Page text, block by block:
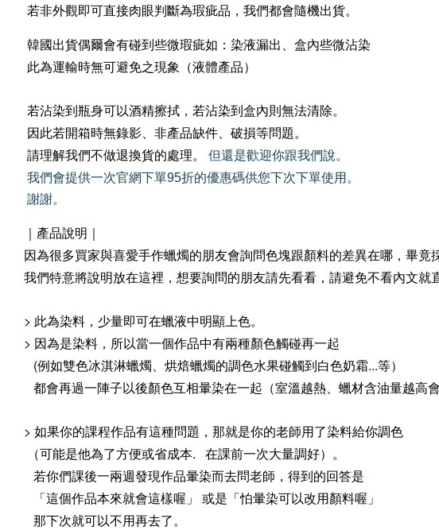
若非外觀即可直接肉眼判斷為瑕疵品，我們都會隨機出貨。
韓國出貨偶爾會有碰到些微瑕疵如：染液漏出、盒內些微沾染
此為運輸時無可避免之現象（液體產品）
若沾染到瓶身可以酒精擦拭，若沾染到盒內則無法清除。
因此若開箱時無錄影、非產品缺件、破損等問題。
請理解我們不做退換貨的處理。
但還是歡迎你跟我們說。
我們會提供一次官網下單95折的優惠碼供您下次下單使用。
謝謝。
｜產品說明｜
因為很多買家與喜愛手作蠟燭的朋友會詢問色塊跟顏料的差異在哪，畢竟
我們特意將說明放在這裡，想要詢問的朋友請先看看，請避免不看內文就
> 此為染料，少量即可在蠟液中明顯上色。
> 因為是染料，所以當一個作品中有兩種顏色觸碰再一起
(例如雙色冰淇淋蠟燭、烘焙蠟燭的調色水果碰觸到白色奶霜...等）
都會再過一陣子以後顏色互相暈染在一起（室溫越熱、蠟材含油量越高會
> 如果你的課程作品有這種問題，那就是你的老師用了染料給你調色
（可能是他為了方便或省成本. 在課前一次大量調好）。
若你們課後一兩週發現作品暈染而去問老師，得到的回答是
「這個作品本來就會這樣喔」 或是「怕暈染可以改用顏料喔」
那下次就可以不用再去了。